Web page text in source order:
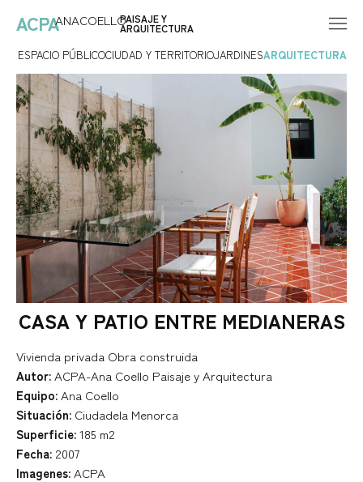
al
contenido
ACPAANACOELLOPAISAJE Y
ARQUITECTURA
ESPACIO PÚBLICOCIUDAD Y TERRITORIOJARDINESARQUITECTURA
CASA Y PATIO ENTRE MEDIANERAS
Vivienda privada Obra construida
Autor:ACPA-Ana Coello Paisaje y Arquitectura
Equipo:Ana Coello
Situación: Ciudadela Menorca
Superficie:185 m2
Fecha: 2007
Imagenes:ACPA